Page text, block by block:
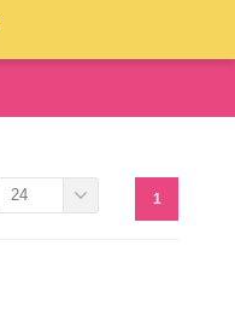
1
24